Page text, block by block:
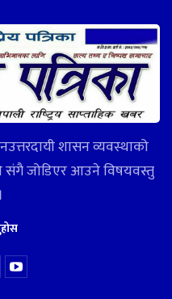
शासन व्यवस्थाको
संगै जोडिएर आउने विषयवस्तु